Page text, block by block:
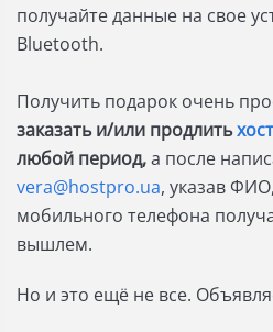
получайте данные на свое
Bluetooth.
Получить подарок очень
заказать и/или продлить
любой период,а после
vera@hostpro.ua, указав
мобильного телефона
вышлем.
Но и это ещё не все.